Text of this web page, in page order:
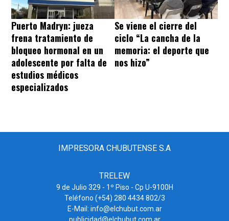
Puerto Madryn: jueza
frena tratamiento de
bloqueo hormonal en un
adolescente por falta de
estudios médicos
especializados
Se viene el cierre del
ciclo “La cancha de la
memoria: el deporte que
nos hizo”
IMPRESORA CHUBUTENSE S.A
TRELEW
9 de Julio 329 - 1º Piso - Cp U-9100H
Teléfono (+54) 280 4434 802/3
E-Mail: info@elchubut.com.ar